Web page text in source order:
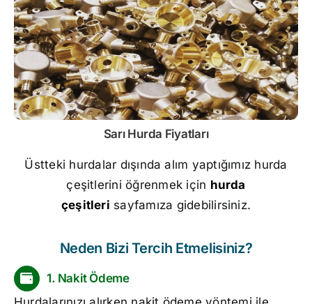
Sarı Hurda Fiyatları
Üstteki hurdalar dışında alım yaptığımız hurda
çeşitlerini öğrenmek için hurda
çeşitleri sayfamıza gidebilirsiniz.
Neden Bizi Tercih Etmelisiniz?
1. Nakit Ödeme